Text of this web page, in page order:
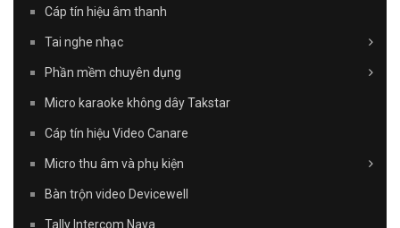
Cáp tín hiệu âm thanh
Tai nghe nhạc
Phần mềm chuyên dụng
Micro karaoke không dây Takstar
Cáp tín hiệu Video Canare
Micro thu âm và phụ kiện
Bàn trộn video Devicewell
Tally Intercom Naya